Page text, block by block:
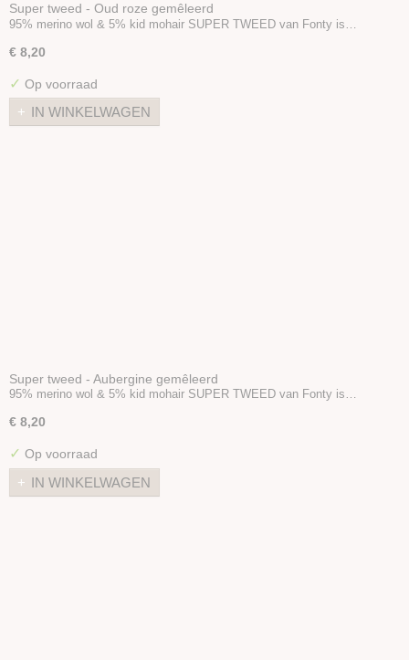
Super tweed - Oud roze gemêleerd
95% merino wol & 5% kid mohair SUPER TWEED van Fonty is…
€ 8,20
✓ Op voorraad
IN WINKELWAGEN
Super tweed - Aubergine gemêleerd
95% merino wol & 5% kid mohair SUPER TWEED van Fonty is…
€ 8,20
✓ Op voorraad
IN WINKELWAGEN